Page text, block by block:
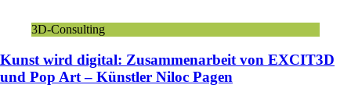
3D-Consulting
Kunst wird digital: Zusammenarbeit von EXCIT3D
und Pop Art – Künstler Niloc Pagen